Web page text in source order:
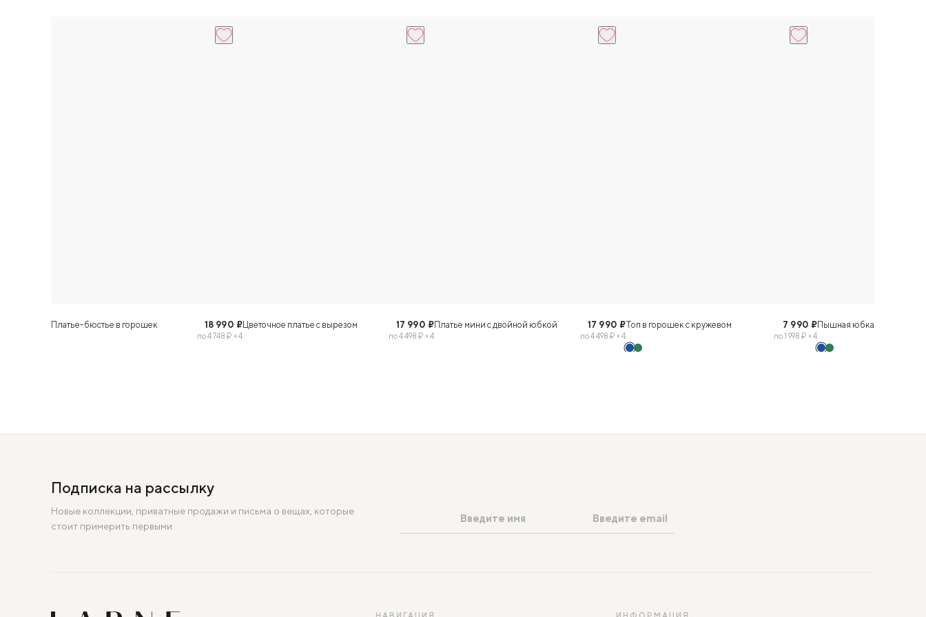
XS S M L В КОРЗИНУ
Платье-бюстье в горошек 18 990 ₽
по 4 748 ₽ × 4
XS S M L В КОРЗИНУ
Цветочное платье с вырезом 17 990 ₽
по 4 498 ₽ × 4
XS S M L В КОРЗИНУ
Платье мини с двойной юбкой 17 990 ₽
по 4 498 ₽ × 4
S M L В КОРЗИНУ
Топ в горошек с кружевом 7 990 ₽
по 1 998 ₽ × 4
XS S M
Пышная юбка в горошек
Подписка на рассылку
Новые коллекции, приватные продажи и письма о вещах, которые
стоит примерить первыми.